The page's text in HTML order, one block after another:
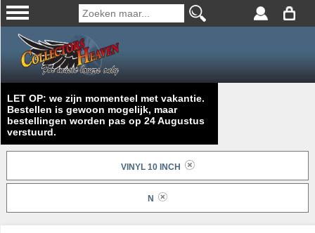
LET OP: we zijn momenteel met vakantie.
Bestellen is gewoon mogelijk, maar
bestellingen worden pas op 24 Augustus
verstuurd.
VINYL 10 INCH
N